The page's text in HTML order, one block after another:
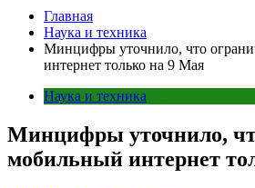
Главная
Наука и техника
Минцифры уточнило, что
интернет только на 9 Мая
Наука и техника
Минцифры уточнило,
мобильный интернет